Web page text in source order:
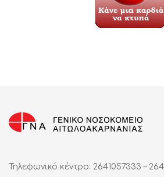
Τηλεφωνικό κέντρο: 2641057333 –